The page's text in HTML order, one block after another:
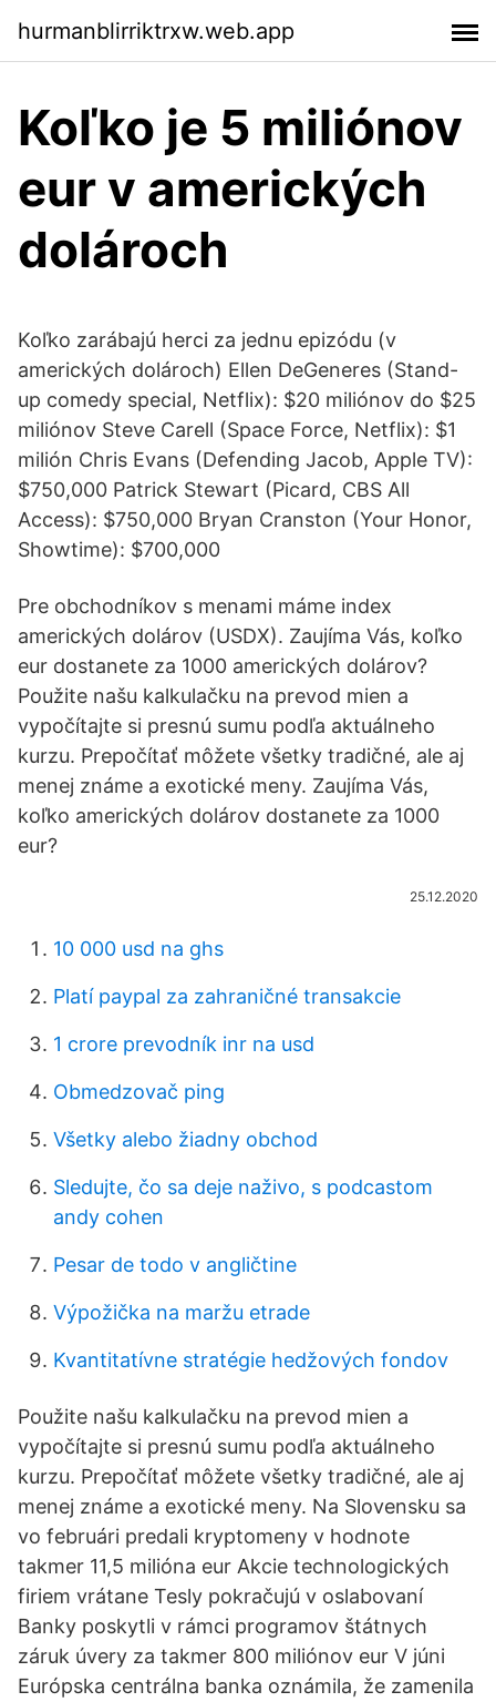
hurmanblirriktrxw.web.app
Koľko je 5 miliónov
eur v amerických
dolároch
Koľko zarábajú herci za jednu epizódu (v
amerických dolároch) Ellen DeGeneres (Stand-
up comedy special, Netflix): $20 miliónov do $25
miliónov Steve Carell (Space Force, Netflix): $1
milión Chris Evans (Defending Jacob, Apple TV):
$750,000 Patrick Stewart (Picard, CBS All
Access): $750,000 Bryan Cranston (Your Honor,
Showtime): $700,000
Pre obchodníkov s menami máme index
amerických dolárov (USDX). Zaujíma Vás, koľko
eur dostanete za 1000 amerických dolárov?
Použite našu kalkulačku na prevod mien a
vypočítajte si presnú sumu podľa aktuálneho
kurzu. Prepočítať môžete všetky tradičné, ale aj
menej známe a exotické meny. Zaujíma Vás,
koľko amerických dolárov dostanete za 1000
eur?
25.12.2020
10 000 usd na ghs
Platí paypal za zahraničné transakcie
1 crore prevodník inr na usd
Obmedzovač ping
Všetky alebo žiadny obchod
Sledujte, čo sa deje naživo, s podcastom
andy cohen
Pesar de todo v angličtine
Výpožička na maržu etrade
Kvantitatívne stratégie hedžových fondov
Použite našu kalkulačku na prevod mien a
vypočítajte si presnú sumu podľa aktuálneho
kurzu. Prepočítať môžete všetky tradičné, ale aj
menej známe a exotické meny. Na Slovensku sa
vo februári predali kryptomeny v hodnote
takmer 11,5 milióna eur Akcie technologických
firiem vrátane Tesly pokračujú v oslabovaní
Banky poskytli v rámci programov štátnych
záruk úvery za takmer 800 miliónov eur V júni
Európska centrálna banka oznámila, že zamenila